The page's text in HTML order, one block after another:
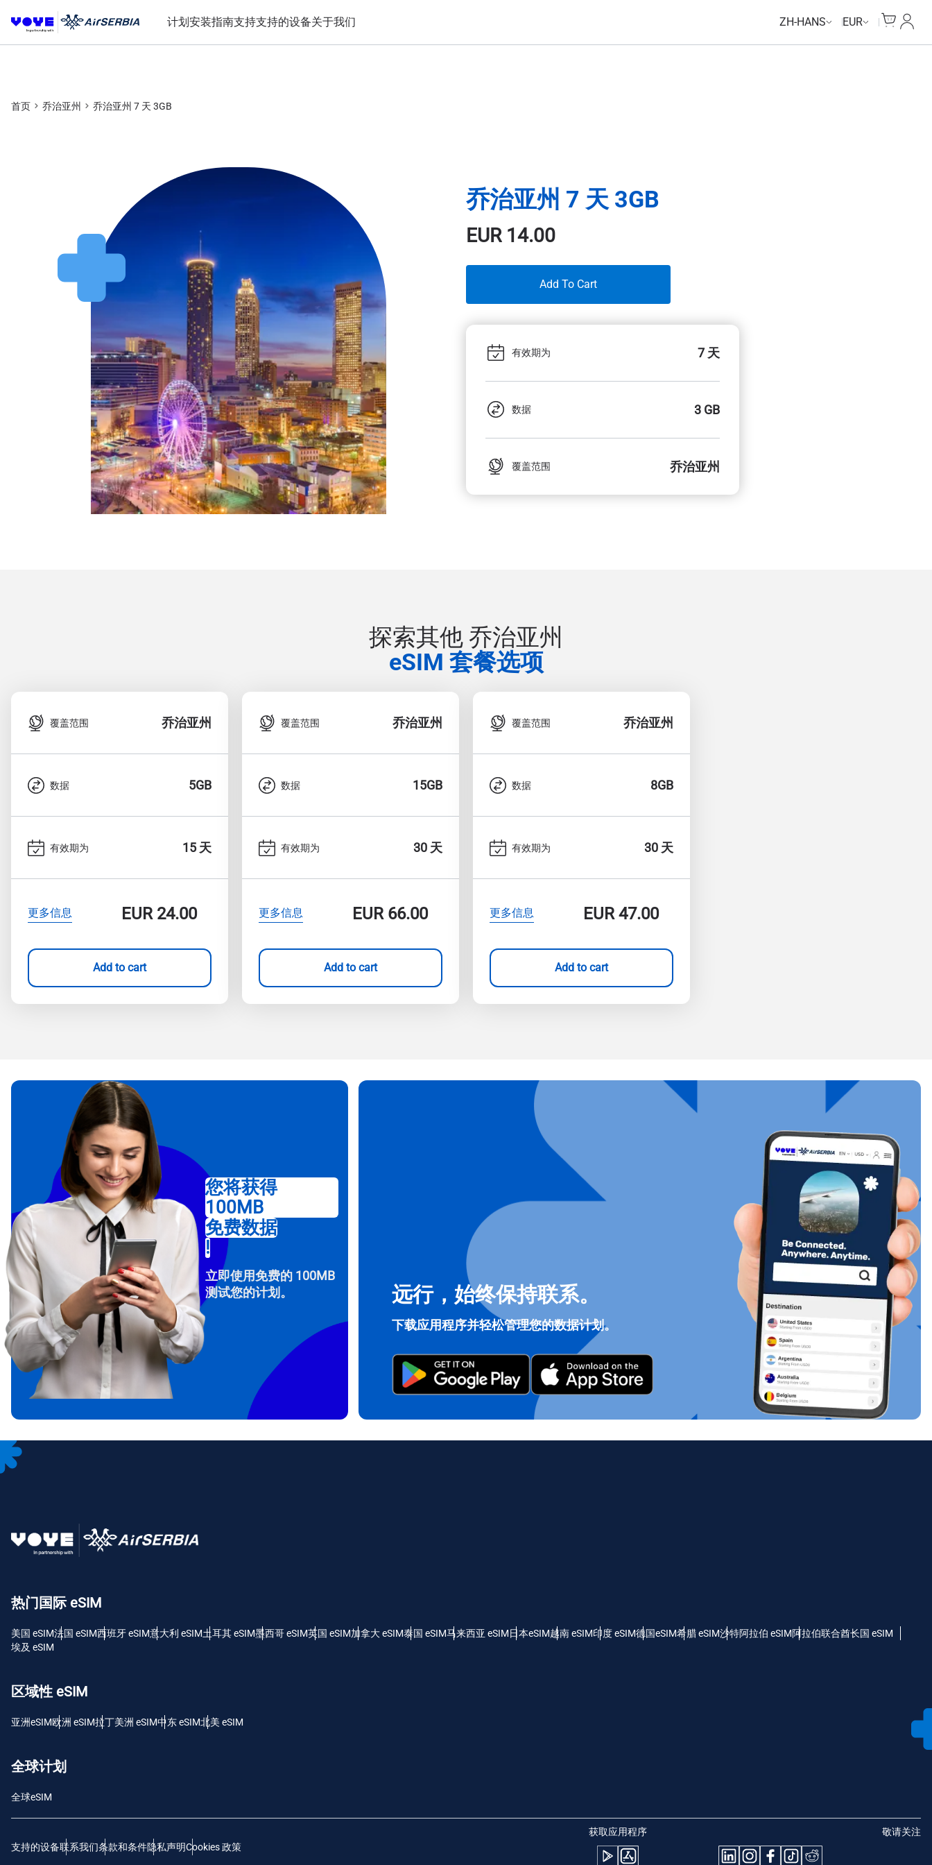
计划安装指南支持支持的设备关于我们 ZH-HANS EUR
我的
首页 乔治亚州 乔治亚州 7 天 3GB
乔治亚州 7 天 3GB
EUR14.00
Add To Cart
有效期为 7 天
数据 3 GB
覆盖范围 乔治亚州
探索其他 乔治亚州
eSIM 套餐选项
覆盖范围 乔治亚州
数据 5GB
有效期为 15 天
更多信息 EUR24.00
Add to cart
覆盖范围 乔治亚州
数据 15GB
有效期为 30 天
更多信息 EUR66.00
Add to cart
覆盖范围 乔治亚州
数据 8GB
有效期为 30 天
更多信息 EUR47.00
Add to cart
How do I get my eSim?
To get your eSIM, start by checking if your device supports eSIM technology.
Then, contact your mobile carrier to request an eSIM activation. They will
provide you with a QR code or activation details that you can scan or enter
in your device settings. Once activated, you can enjoy the benefits of eSIM
without needing a physical SIM card!
您将获得
100MB
免费数据
!
立即使用免费的 100MB
测试您的计划。
远行，始终保持联系。
下载应用程序并轻松管理您的数据计划。
热门国际 eSIM
美国 eSIM法国 eSIM西班牙 eSIM意大利 eSIM土耳其 eSIM墨西哥 eSIM英国 eSIM加拿大 eSIM泰国 eSIM马来西亚 eSIM日本eSIM越南 eSIM印度 eSIM德国eSIM希腊 eSIM沙特阿拉伯 eSIM阿拉伯联合酋长国 eSIM
埃及 eSIM
区域性 eSIM
亚洲eSIM欧洲 eSIM拉丁美洲 eSIM中东 eSIM北美 eSIM
全球计划
全球eSIM
支持的设备联系我们条款和条件隐私声明Cookies 政策
获取应用程序 敬请关注
登录或注册
电子邮件